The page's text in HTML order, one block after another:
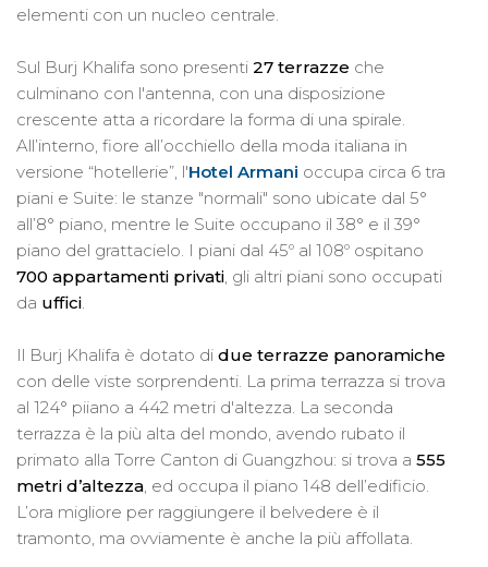
elementi con un nucleo centrale.
Sul Burj Khalifa sono presenti 27 terrazze che
culminano con l'antenna, con una disposizione
crescente atta a ricordare la forma di una spirale.
All’interno, fiore all’occhiello della moda italiana in
versione “hotellerie”, l'Hotel Armani occupa circa 6 tra
piani e Suite: le stanze "normali" sono ubicate dal 5°
all’8° piano, mentre le Suite occupano il 38° e il 39°
piano del grattacielo. I piani dal 45º al 108º ospitano
700 appartamenti privati , gli altri piani sono occupati
da uffici
Il Burj Khalifa è dotato di due terrazze panoramiche
con delle viste sorprendenti. La prima terrazza si trova
al 124° piiano a 442 metri d'altezza. La seconda
terrazza è la più alta del mondo, avendo rubato il
primato alla Torre Canton di Guangzhou: si trova a 555
metri d’altezza , ed occupa il piano 148 dell’edificio.
L’ora migliore per raggiungere il belvedere è il
tramonto, ma ovviamente è anche la più affollata.